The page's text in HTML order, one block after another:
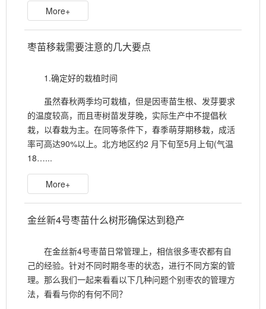
More+
枣苗移栽需要注意的几大要点
1.确定好的栽植时间
虽然春秋两季均可栽植，但是因枣苗生根、发芽要求
的温度较高，而且枣树苗发芽晚，实际生产中不提倡秋
栽，以春栽为主。在同等条件下，春季萌芽期移栽，成活
率可高达90%以上。北方地区约2 月下旬至5月上旬(气温
18…...
More+
金丝新4号枣苗什么树形确保达到稳产
在金丝新4号枣苗日常管理上，相信很多枣农都有自
己的经验。针对不同时期冬枣的状态，进行不同方案的管
理。那么我们一起来看看以下几种问题个别枣农的管理方
法，看看与你的有何不同？